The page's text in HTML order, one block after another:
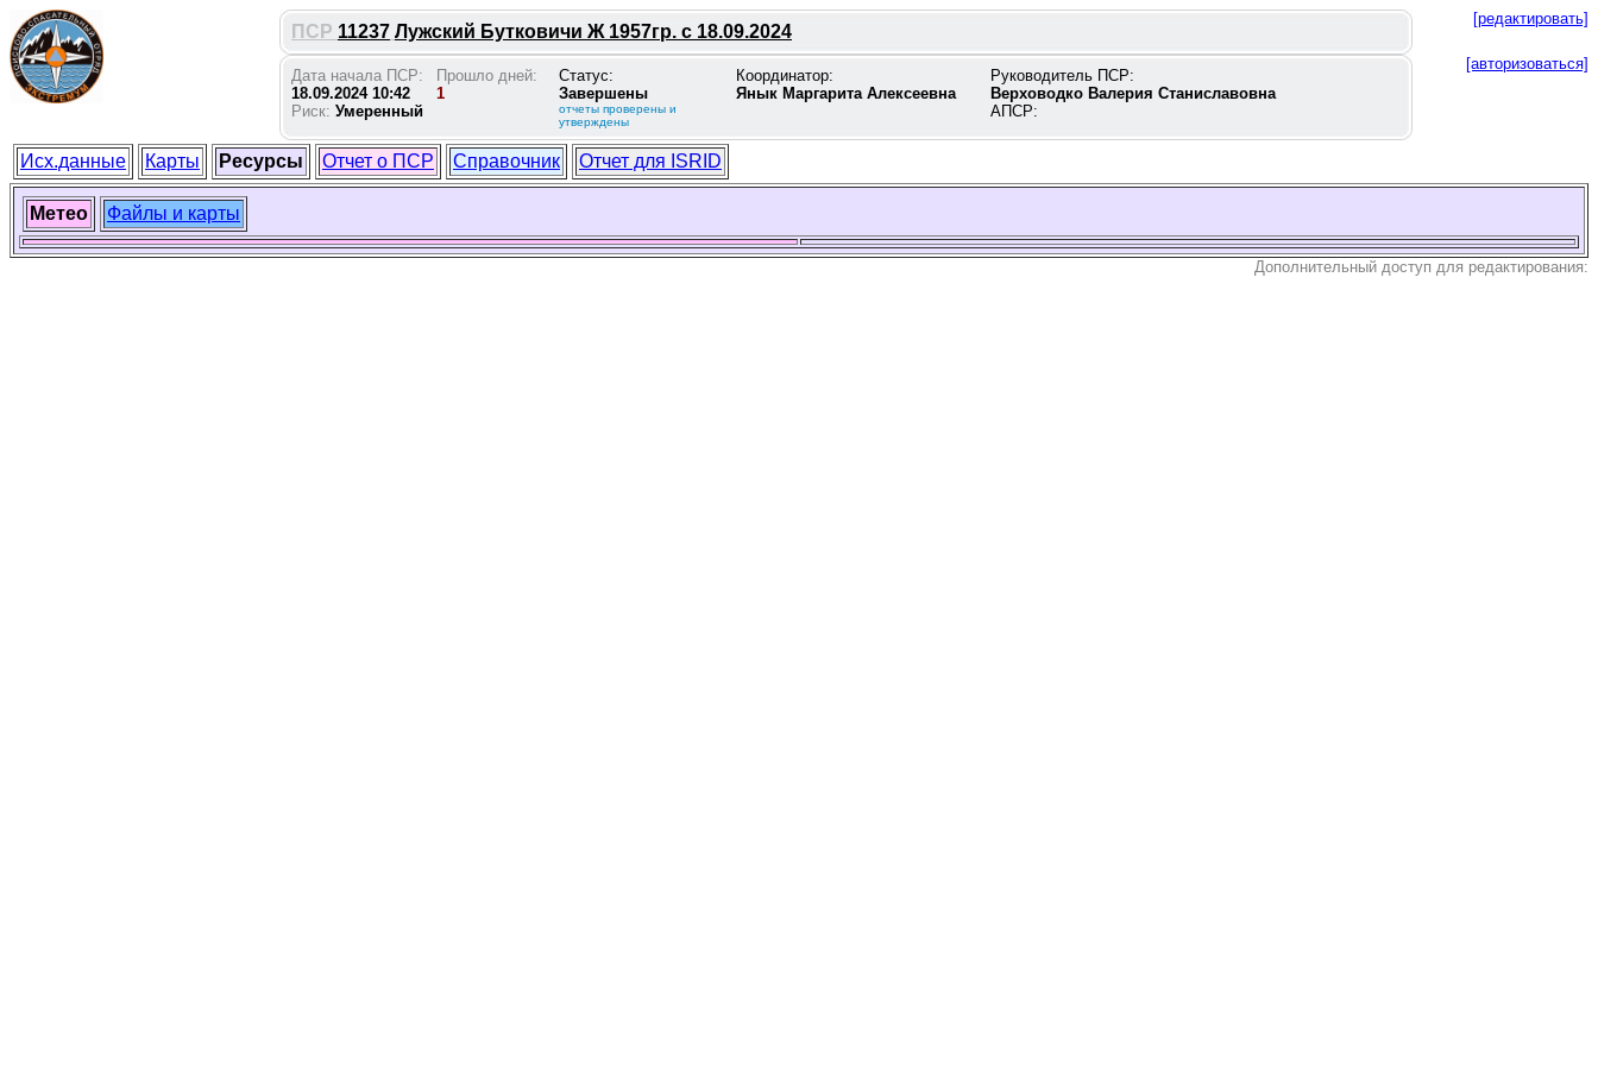
ПСР 11237 Лужский Бутковичи Ж 1957гр. с 18.09.2024
[редактировать]
Дата начала ПСР:
18.09.2024 10:42
Риск: Умеренный
Прошло дней:
1
Статус:
Завершены
отчеты проверены и
утверждены
Координатор:
Янык Маргарита Алексеевна
Руководитель ПСР:
Верховодко Валерия Станиславовна
АПСР:
[авторизоваться]
Исх.данные Карты Ресурсы Отчет о ПСР Справочник Отчет для ISRID
Метео Файлы и карты
Дополнительный доступ для редактирования: